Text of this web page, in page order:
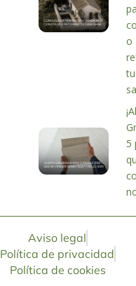
o
5
Aviso legal
Política de privacidad
Política de cookies